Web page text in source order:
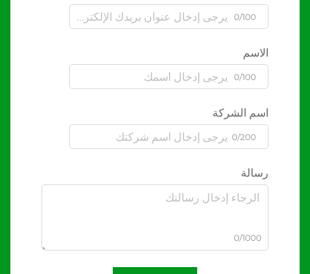
0/100
الاسم
0/100
اسم الشركة
0/200
رسالة
0/1000